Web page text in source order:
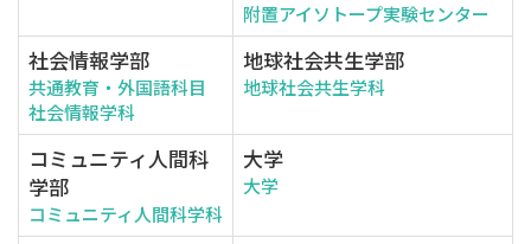
附置アイソトープ実験センター
社会情報学部
共通教育・外国語科目
社会情報学科
地球社会共生学部
地球社会共生学科
コミュニティ人間科
学部
コミュニティ人間科学科
大学
大学